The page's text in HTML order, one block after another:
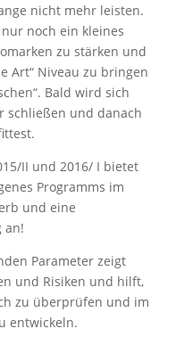
nicht mehr leisten.
noch ein kleines
zu stärken und
Art“ Niveau zu bringen
Bald wird sich
schließen und danach
II und 2016/ I bietet
Programms im
und eine
an!
Parameter zeigt
und Risiken und hilft,
zu überprüfen und im
entwickeln.